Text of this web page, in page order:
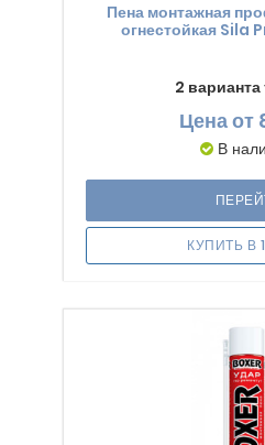
Пена монтажная
огнестойкая Sila
2
Ценаот
В
КУПИТЬ В